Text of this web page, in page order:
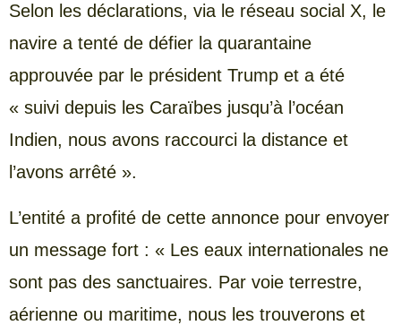
Selon les déclarations, via le réseau social X, le
navire a tenté de défier la quarantaine
approuvée par le président Trump et a été
« suivi depuis les Caraïbes jusqu’à l’océan
Indien, nous avons raccourci la distance et
l’avons arrêté ».
L’entité a profité de cette annonce pour envoyer
un message fort : « Les eaux internationales ne
sont pas des sanctuaires. Par voie terrestre,
aérienne ou maritime, nous les trouverons et